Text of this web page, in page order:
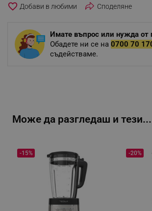
favorite_border Споделяне
Имате въпрос или нужда
Обадете ни се на 0700 70
съдействаме.
Може да разгледаш и тези...
-15% -20%